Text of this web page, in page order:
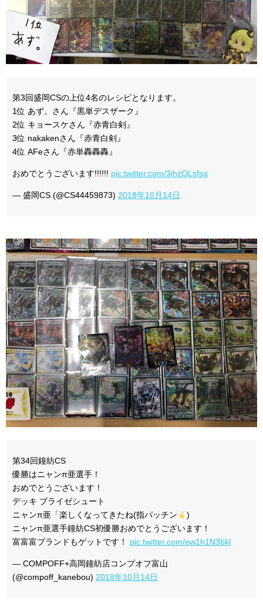
第3回盛岡CSの上位4名のレシピとなります。
1位 あず。さん『黒単デスザーク』
2位 キョースケさん『赤青白剣』
3位 nakakenさん『赤青白剣』
4位 AFeさん『赤単轟轟轟』
おめでとうございます!!!!!! pic.twitter.com/3ihzQLsfsq
— 盛岡CS (@CS44459873) 2018年10月14日
第34回鐘紡CS
優勝はニャンπ亜選手！
おめでとうございます！
デッキ ブライゼシュート
ニャンπ亜「楽しくなってきたね(指パッチン
)
ニャンπ亜選手鐘紡CS初優勝おめでとうございます！
富富富ブランドもゲットです！ pic.twitter.com/ew1h1N3bkl
— COMPOFF+高岡鐘紡店コンプオフ富山
(@compoff_kanebou) 2018年10月14日